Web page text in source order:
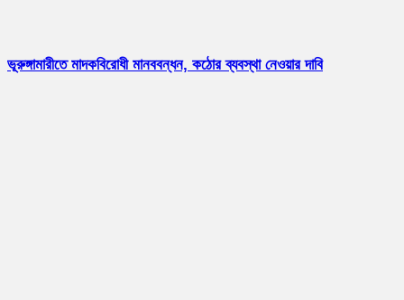
ভূরুঙ্গামারীতে মাদকবিরোধী মানববন্ধন, কঠোর ব্যবস্থা নেওয়ার দাবি